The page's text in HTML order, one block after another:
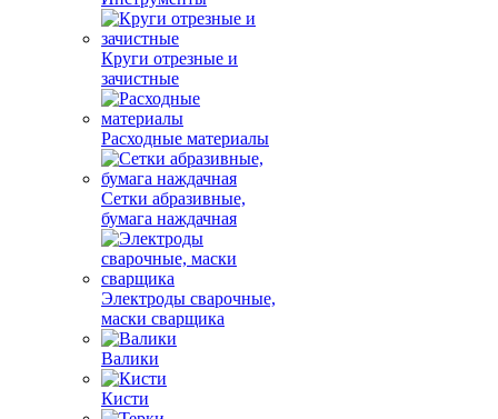
Круги отрезные и
зачистные
Расходные материалы
Сетки абразивные,
бумага наждачная
Электроды сварочные,
маски сварщика
Валики
Кисти